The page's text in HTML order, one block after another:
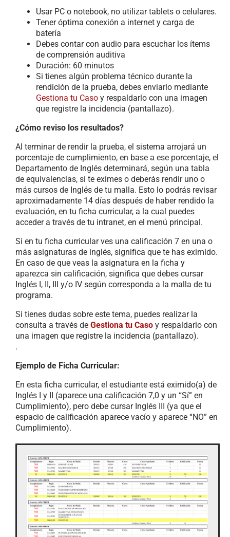
Usar PC o notebook, no utilizar tablets o celulares.
Tener óptima conexión a internet y carga de
batería
Debes contar con audio para escuchar los ítems
de comprensión auditiva
Duración: 60 minutos
Si tienes algún problema técnico durante la
rendición de la prueba, debes enviarlo mediante
Gestiona tu Caso y respaldarlo con una imagen
que registre la incidencia (pantallazo).
¿Cómo reviso los resultados?
Al terminar de rendir la prueba, el sistema arrojará un
porcentaje de cumplimiento, en base a ese porcentaje, el
Departamento de Inglés determinará, según una tabla
de equivalencias, si te eximes o deberás rendir uno o
más cursos de Inglés de tu malla. Esto lo podrás revisar
aproximadamente 14 días después de haber rendido la
evaluación, en tu ficha curricular, a la cual puedes
acceder a través de tu intranet, en el menú principal.
Si en tu ficha curricular ves una calificación 7 en una o
más asignaturas de inglés, significa que te has eximido.
En caso de que veas la asignatura en la ficha y
aparezca sin calificación, significa que debes cursar
Inglés I, II, III y/o IV según corresponda a la malla de tu
programa.
Si tienes dudas sobre este tema, puedes realizar la
consulta a través de Gestiona tu Caso y respaldarlo con
una imagen que registre la incidencia (pantallazo).
.
Ejemplo de Ficha Curricular:
En esta ficha curricular, el estudiante está eximido(a) de
Inglés I y II (aparece una calificación 7,0 y un “Sí” en
Cumplimiento), pero debe cursar Inglés III (ya que el
espacio de calificación aparece vacío y aparece “NO” en
Cumplimiento).